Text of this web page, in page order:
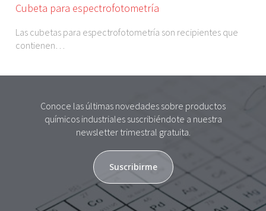
Cubeta para espectrofotometría
Las cubetas para espectrofotometría son recipientes que
contienen…
Conoce las últimas novedades sobre productos
químicos industriales suscribiéndote a nuestra
newsletter trimestral gratuita.
Suscribirme